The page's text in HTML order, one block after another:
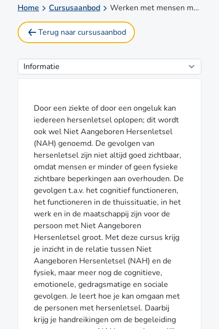
Home Cursusaanbod Werken met mensen met een niet aangeboren hersenletsel
Terug naar cursusaanbod
Door een ziekte of door een ongeluk kan
iedereen hersenletsel oplopen; dit wordt
ook wel Niet Aangeboren Hersenletsel
(NAH) genoemd. De gevolgen van
hersenletsel zijn niet altijd goed zichtbaar,
omdat mensen er minder of geen fysieke
zichtbare beperkingen aan overhouden. De
gevolgen t.a.v. het cognitief functioneren,
het functioneren in de thuissituatie, in het
werk en in de maatschappij zijn voor de
persoon met Niet Aangeboren
Hersenletsel groot. Met deze cursus krijg
je inzicht in de relatie tussen Niet
Aangeboren Hersenletsel (NAH) en de
fysiek, maar meer nog de cognitieve,
emotionele, gedragsmatige en sociale
gevolgen. Je leert hoe je kan omgaan met
de personen met hersenletsel. Daarbij
krijg je handreikingen om de begeleiding